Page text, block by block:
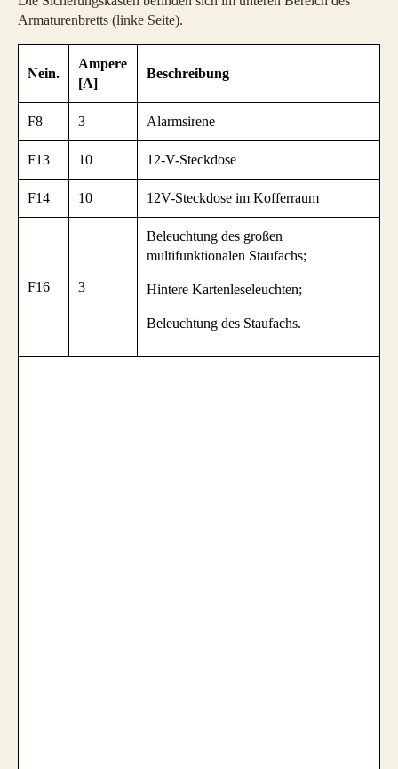
Armaturenbretts (linke Seite).
Nein.
Ampere
[A]
Beschreibung
F8 3 Alarmsirene
F13 10 12-V-Steckdose
F14 10 12V-Steckdose im Kofferraum
F16 3
Beleuchtung des großen
multifunktionalen Staufachs;
Hintere Kartenleseleuchten;
Beleuchtung des Staufachs.